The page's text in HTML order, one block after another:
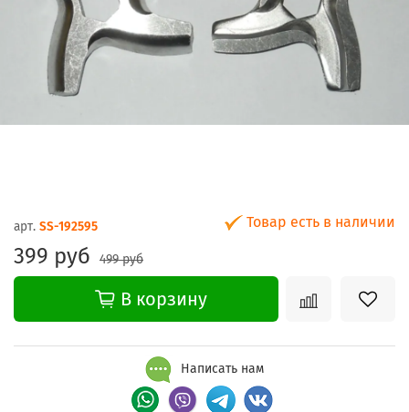
арт. SS-192595 Товар есть в наличии
399 руб 499 руб
В корзину
Написать нам